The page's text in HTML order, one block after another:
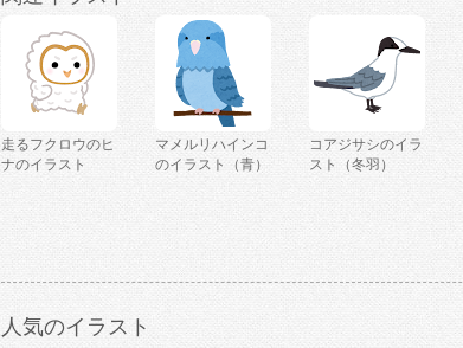
走るフクロウのヒ
ナのイラスト
マメルリハインコ
のイラスト（青）
コアジサシのイラ
スト（冬羽）
人気のイラスト